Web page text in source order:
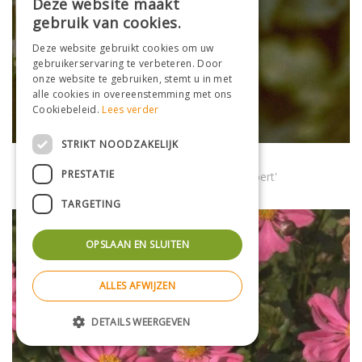
Anemone x hybrida 'Honorine Jobert'
Deze website maakt
gebruik van cookies.
Deze website gebruikt cookies om uw
gebruikerservaring te verbeteren. Door
onze website te gebruiken, stemt u in met
alle cookies in overeenstemming met ons
Cookiebeleid.Lees verder
STRIKT NOODZAKELIJK
PRESTATIE
TARGETING
OPSLAAN EN SLUITEN
ALLES AFWIJZEN
DETAILS WEERGEVEN